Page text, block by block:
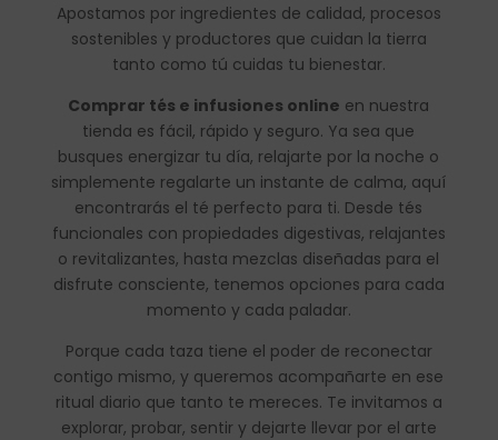
Apostamos por ingredientes de calidad, procesos
sostenibles y productores que cuidan la tierra
tanto como tú cuidas tu bienestar.
Comprar tés e infusiones online en nuestra
tienda es fácil, rápido y seguro. Ya sea que
busques energizar tu día, relajarte por la noche o
simplemente regalarte un instante de calma, aquí
encontrarás el té perfecto para ti. Desde tés
funcionales con propiedades digestivas, relajantes
o revitalizantes, hasta mezclas diseñadas para el
disfrute consciente, tenemos opciones para cada
momento y cada paladar.
Porque cada taza tiene el poder de reconectar
contigo mismo, y queremos acompañarte en ese
ritual diario que tanto te mereces. Te invitamos a
explorar, probar, sentir y dejarte llevar por el arte